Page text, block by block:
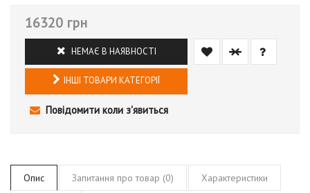
16320 грн
НЕМАЄ В НАЯВНОСТІ
ІНШІ ТОВАРИ КАТЕГОРІЇ
Повідомити коли з'явиться
Опис Запитання про товар (0) Характеристики